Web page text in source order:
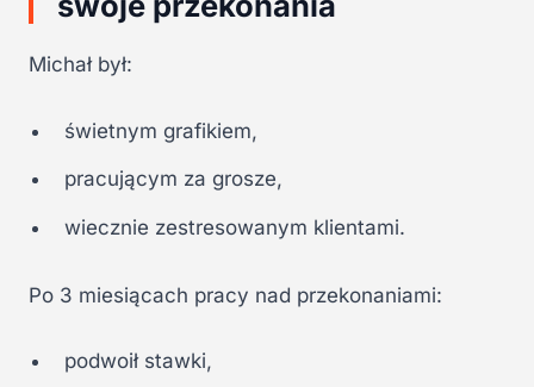
Michał był:
świetnym grafikiem,
pracującym za grosze,
wiecznie zestresowanym klientami.
Po 3 miesiącach pracy nad przekonaniami:
podwoił stawki,